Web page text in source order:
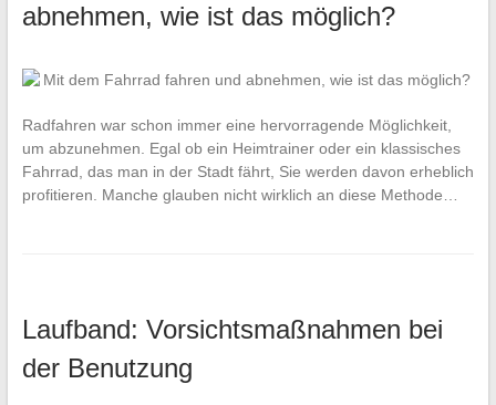
abnehmen, wie ist das möglich?
Radfahren war schon immer eine hervorragende Möglichkeit,
um abzunehmen. Egal ob ein Heimtrainer oder ein klassisches
Fahrrad, das man in der Stadt fährt, Sie werden davon erheblich
profitieren. Manche glauben nicht wirklich an diese Methode…
Laufband: Vorsichtsmaßnahmen bei
der Benutzung